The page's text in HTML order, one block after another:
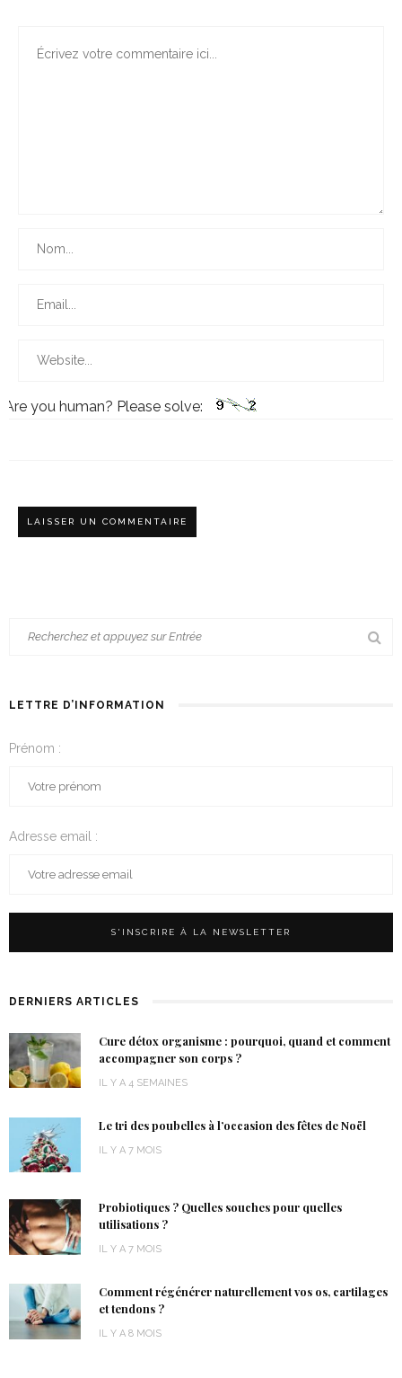
Are you human? Please solve:
LETTRE D’INFORMATION
Prénom :
Adresse email :
DERNIERS ARTICLES
Cure détox organisme : pourquoi, quand et comment
accompagner son corps ?
IL Y A 4 SEMAINES
Le tri des poubelles à l’occasion des fêtes de Noël
IL Y A 7 MOIS
Probiotiques ? Quelles souches pour quelles
utilisations ?
IL Y A 7 MOIS
Comment régénérer naturellement vos os, cartilages
et tendons ?
IL Y A 8 MOIS